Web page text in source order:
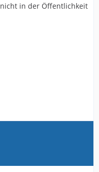
in der Öffentlichkeit